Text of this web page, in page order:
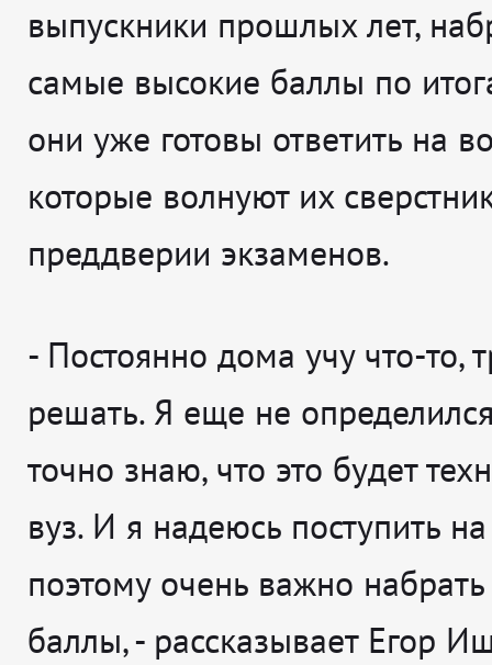
выпускники прошлых лет,
самые высокие баллы по
они уже готовы ответить на
которые волнуют их
преддверии экзаменов.
- Постоянно дома учу что-то,
решать. Я еще не
точно знаю, что это будет
вуз. И я надеюсь поступить
поэтому очень важно
баллы, - рассказывает Егор